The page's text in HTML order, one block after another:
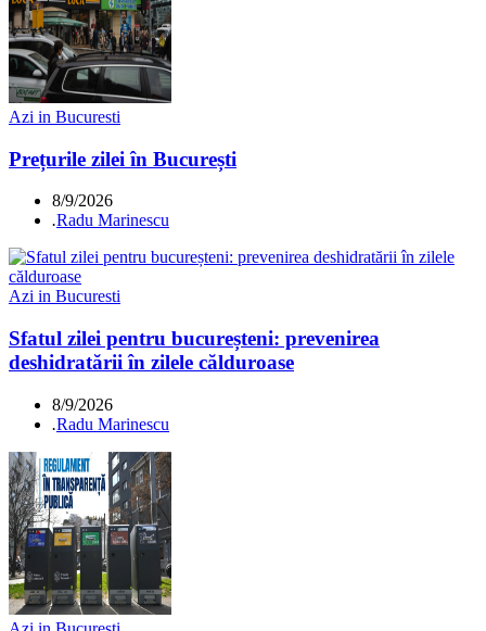
Azi in Bucuresti
Prețurile zilei în București
8/9/2026
.Radu Marinescu
Azi in Bucuresti
Sfatul zilei pentru bucureșteni: prevenirea
deshidratării în zilele călduroase
8/9/2026
.Radu Marinescu